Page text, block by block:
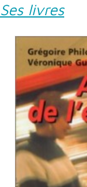
Ses livres